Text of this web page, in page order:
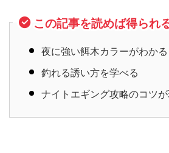
この記事を読めば得られ
夜に強い餌木カラーがわかる
釣れる誘い方を学べる
ナイトエギング攻略のコツ